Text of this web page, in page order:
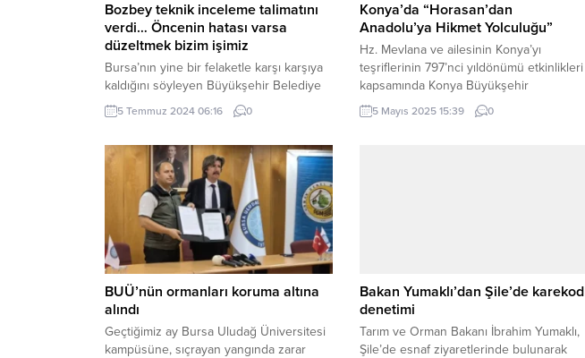
Bozbey teknik inceleme talimatını
verdi… Öncenin hatası varsa
düzeltmek bizim işimiz
Bursa’nın yine bir felaketle karşı karşıya
kaldığını söyleyen Büyükşehir Belediye
Başkanı Mustafa Bozbey, yoğun yağışın
Acemler bölgesi, Dikkaldırım ve Nilüfer
Başkan Bozbey, metrekareye yaklaşık 44
kilogram yağış düşmesi sebebiyle sel
oluştuğunu ve Nilüfer Çayı’nın taşma
noktasına geldiğini belirtti. Bozbey,
“Önceden bir hata yapılmışsa onu
düzeltmek bizim...
5 Temmuz 2024 06:16 0
Konya’da “Horasan’dan
Anadolu’ya Hikmet Yolculuğu”
Hz. Mevlana ve ailesinin Konya’yı
teşriflerinin 797’nci yıldönümü etkinlikleri
kapsamında Konya Büyükşehir
Belediyesi ve Selçuk Üniversitesi
tarafından düzenlenen “1. Uluslararası
5 Mayıs 2025 15:39 0
BUÜ’nün ormanları koruma altına
alındı
Geçtiğimiz ay Bursa Uludağ Üniversitesi
kampüsüne, sıçrayan yangında zarar
Bakan Yumaklı’dan Şile’de karekod
denetimi
Tarım ve Orman Bakanı İbrahim Yumaklı,
Şile’de esnaf ziyaretlerinde bulunarak